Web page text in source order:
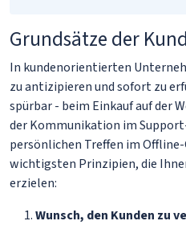
Grundsätze der
In kundenorientierten
zu antizipieren und sofort zu
spürbar - beim Einkauf auf der
der Kommunikation im
persönlichen Treffen im Offline-
wichtigsten Prinzipien, die
erzielen:
Wunsch, den Kunden zu